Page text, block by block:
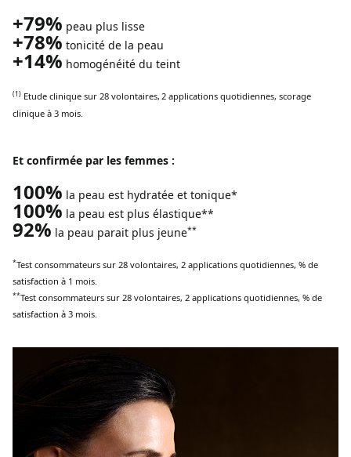
+79% peau plus lisse
+78% tonicité de la peau
+14% homogénéité du teint
(1) Etude clinique sur 28 volontaires, 2 applications quotidiennes, scorage
clinique à 3 mois.
Et confirmée par les femmes :
100% la peau est hydratée et tonique*
100% la peau est plus élastique**
92% la peau parait plus jeune**
*Test consommateurs sur 28 volontaires, 2 applications quotidiennes, % de
satisfaction à 1 mois.
**Test consommateurs sur 28 volontaires, 2 applications quotidiennes, % de
satisfaction à 3 mois.